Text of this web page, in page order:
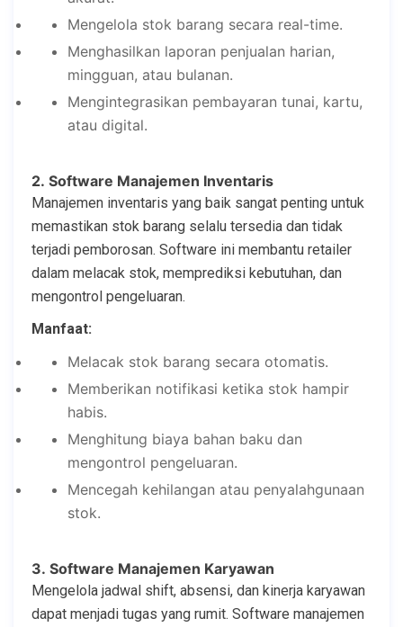
Mengelola stok barang secara real-time.
Menghasilkan laporan penjualan harian,
mingguan, atau bulanan.
Mengintegrasikan pembayaran tunai, kartu,
atau digital.
2. Software Manajemen Inventaris
Manajemen inventaris yang baik sangat penting untuk
memastikan stok barang selalu tersedia dan tidak
terjadi pemborosan. Software ini membantu retailer
dalam melacak stok, memprediksi kebutuhan, dan
mengontrol pengeluaran.
Manfaat:
Melacak stok barang secara otomatis.
Memberikan notifikasi ketika stok hampir
habis.
Menghitung biaya bahan baku dan
mengontrol pengeluaran.
Mencegah kehilangan atau penyalahgunaan
stok.
3. Software Manajemen Karyawan
Mengelola jadwal shift, absensi, dan kinerja karyawan
dapat menjadi tugas yang rumit. Software manajemen